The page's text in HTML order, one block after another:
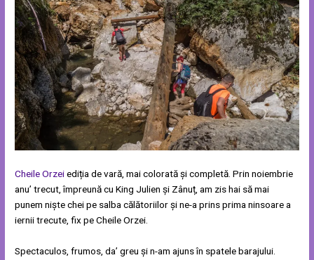
Cheile Orzeiediția de vară, mai colorată și completă. Prin noiembrie
anu’ trecut, împreună cu King Julien și Zânuț, am zis hai să mai
punem niște chei pe salba călătoriilor și ne-a prins prima ninsoare a
iernii trecute, fix pe Cheile Orzei.
Spectaculos, frumos, da’ greu și n-am ajuns în spatele barajului.